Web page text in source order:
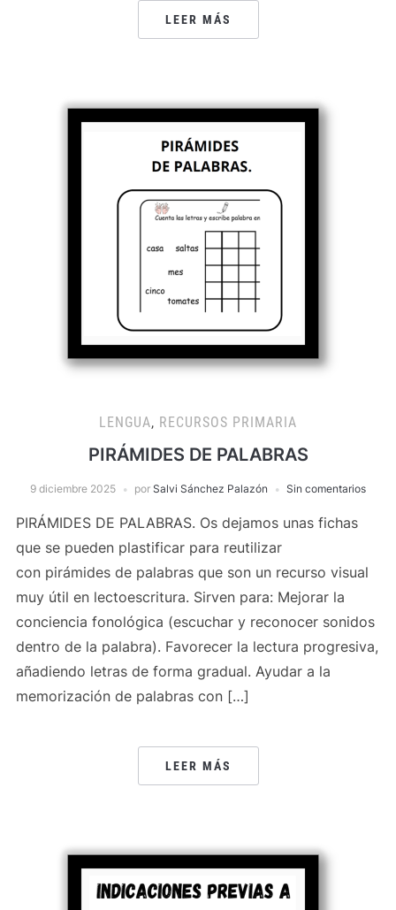
LEER MÁS
LENGUA, RECURSOS PRIMARIA
PIRÁMIDES DE PALABRAS
9 diciembre 2025 por Salvi Sánchez Palazón Sin comentarios
PIRÁMIDES DE PALABRAS. Os dejamos unas fichas
que se pueden plastificar para reutilizar
con pirámides de palabras que son un recurso visual
muy útil en lectoescritura. Sirven para: Mejorar la
conciencia fonológica (escuchar y reconocer sonidos
dentro de la palabra). Favorecer la lectura progresiva,
añadiendo letras de forma gradual. Ayudar a la
memorización de palabras con […]
LEER MÁS